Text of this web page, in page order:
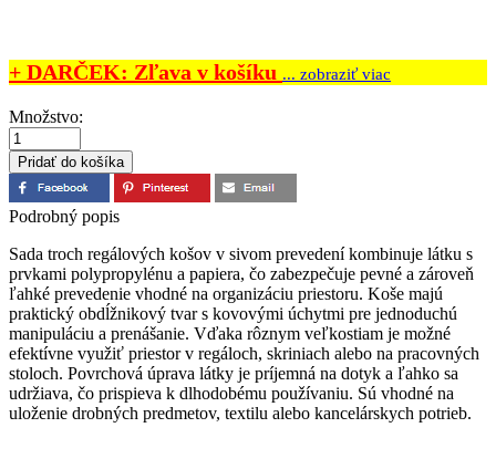
+ DARČEK: Zľava v košíku ... zobraziť viac
Množstvo:
Podrobný popis
Sada troch regálových košov v sivom prevedení kombinuje látku s
prvkami polypropylénu a papiera, čo zabezpečuje pevné a zároveň
ľahké prevedenie vhodné na organizáciu priestoru. Koše majú
praktický obdĺžnikový tvar s kovovými úchytmi pre jednoduchú
manipuláciu a prenášanie. Vďaka rôznym veľkostiam je možné
efektívne využiť priestor v regáloch, skriniach alebo na pracovných
stoloch. Povrchová úprava látky je príjemná na dotyk a ľahko sa
udržiava, čo prispieva k dlhodobému používaniu. Sú vhodné na
uloženie drobných predmetov, textilu alebo kancelárskych potrieb.